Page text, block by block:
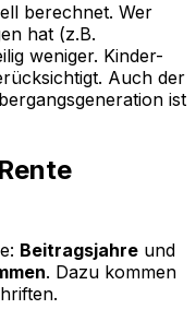
berechnet. Wer
hat (z.B.
weniger. Kinder-
Auch der
ist
Beitragsjahre und
. Dazu kommen